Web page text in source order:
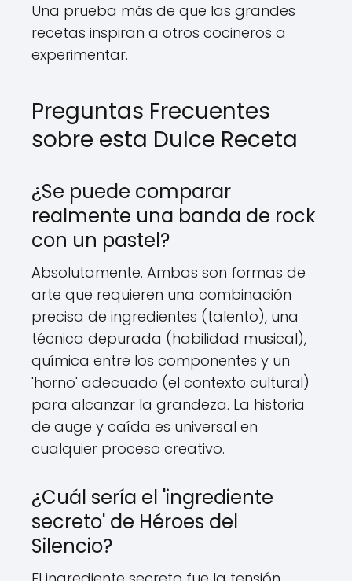
Una prueba más de que las grandes
recetas inspiran a otros cocineros a
experimentar.
Preguntas Frecuentes
sobre esta Dulce Receta
¿Se puede comparar
realmente una banda de rock
con un pastel?
Absolutamente. Ambas son formas de
arte que requieren una combinación
precisa de ingredientes (talento), una
técnica depurada (habilidad musical),
química entre los componentes y un
'horno' adecuado (el contexto cultural)
para alcanzar la grandeza. La historia
de auge y caída es universal en
cualquier proceso creativo.
¿Cuál sería el 'ingrediente
secreto' de Héroes del
Silencio?